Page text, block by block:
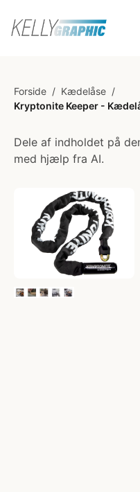
Forside / Kædelåse /
Kryptonite Keeper -
Dele af indholdet på
med hjælp fra AI.